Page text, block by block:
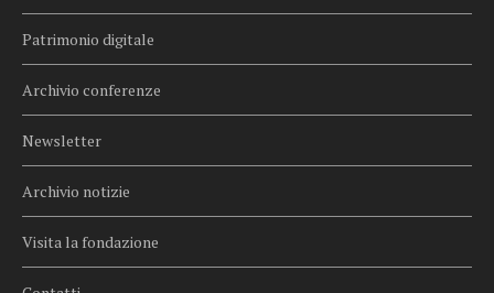
Patrimonio digitale
Archivio conferenze
Newsletter
Archivio notizie
Visita la fondazione